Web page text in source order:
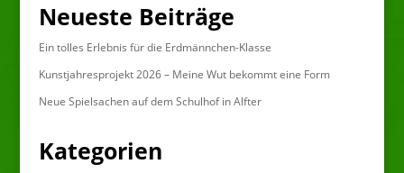
Neueste Beiträge
Ein tolles Erlebnis für die Erdmännchen-Klasse
Kunstjahresprojekt 2026 – Meine Wut bekommt eine Form
Neue Spielsachen auf dem Schulhof in Alfter
Kategorien